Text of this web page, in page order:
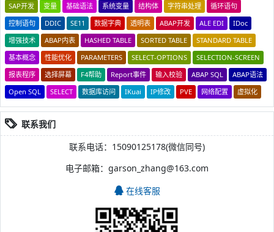
SAP开发
变量 基础语法 系统变量 结构体 字符串处理
循环语句
控制语句
DDIC SE11 数据字典 透明表 ABAP开发 ALE EDI
IDoc
增强技术
ABAP内表 HASHED TABLE SORTED TABLE
STANDARD TABLE
基本概念
性能优化 PARAMETERS SELECT-OPTIONS
SELECTION-SCREEN
报表程序
选择屏幕 F4帮助 Report事件 输入校验 ABAP SQL
ABAP语法
Open SQL
SELECT 数据库访问 IKuai IP修改 PVE 网络配置 虚拟化
联系我们
联系电话：15090125178(微信同号)
电子邮箱：garson_zhang@163.com
在线客服